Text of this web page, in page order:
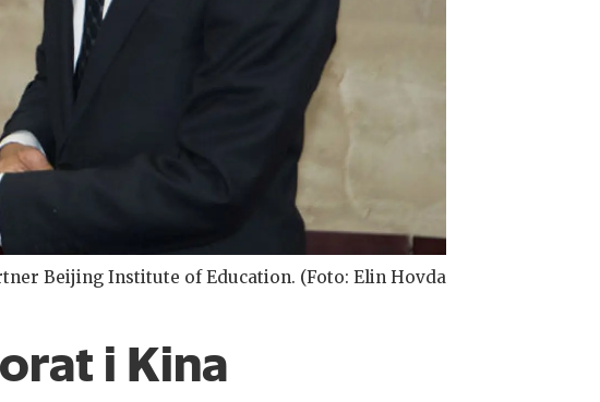
Beijing Institute of Education. (Foto: Elin Hovda
i Kina